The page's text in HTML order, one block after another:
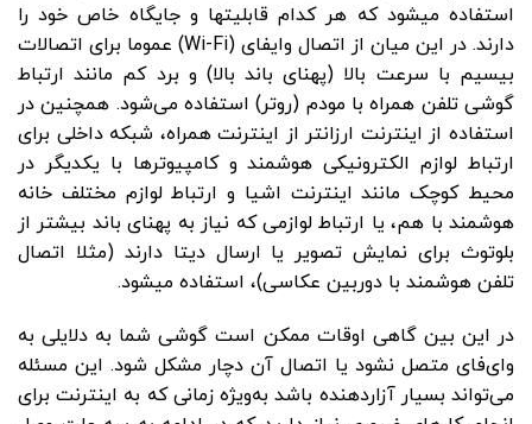
استفاده می­شود که هر کدام قابلیت­ها و جایگاه خاص خود را
دارند. در این میان از اتصال وای­فای (Wi-Fi) عموما برای اتصالات
بیسیم با سرعت بالا (پهنای باند بالا) و برد کم مانند ارتباط
گوشی تلفن همراه با مودم (روتر) استفاده می‌شود. همچنین در
استفاده از اینترنت ارزان­تر از اینترنت همراه، شبکه داخلی برای
ارتباط لوازم الکترونیکی هوشمند و کامپیوترها با یکدیگر در
محیط کوچک مانند اینترنت اشیا و ارتباط لوازم مختلف خانه
هوشمند با هم، یا ارتباط لوازمی که نیاز به پهنای باند بیشتر از
بلوتوث برای نمایش تصویر یا ارسال دیتا دارند (مثلا اتصال
تلفن هوشمند با دوربین عکاسی)، استفاده می­شود.
در این بین گاهی اوقات ممکن است گوشی شما به دلایلی به
وای‌فای متصل نشود یا اتصال آن دچار مشکل شود. این مسئله
می‌تواند بسیار آزاردهنده باشد به‌ویژه زمانی که به اینترنت برای